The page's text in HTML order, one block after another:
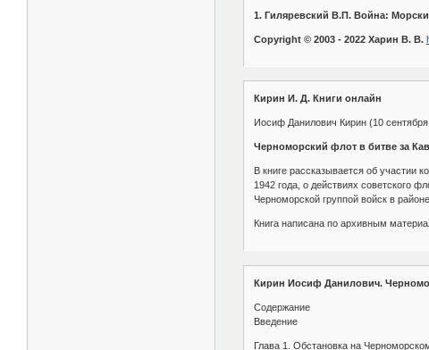
1. Гиляревский В.П. Война:
Copyright © 2003 - 2022 Харин В. В.
Кирин И. Д. Книги онлайн
Иосиф Данилович Кирин (10
Черноморский флот в битве за
В книге рассказывается об участии
1942 года, о действиях советского
Черноморской группой войск в
Книга написана по архивным
Кирин Иосиф Данилович.
Содержание
Введение
Глава 1. Обстановка на